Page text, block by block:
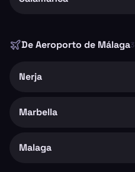
DeAeroporto de Málaga3
Nerja
Marbella
Malaga